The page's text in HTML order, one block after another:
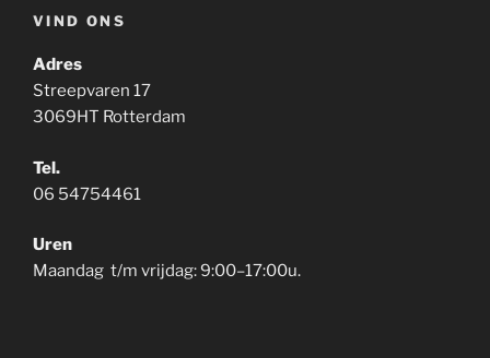
VIND ONS
Adres
Streepvaren 17
3069HT Rotterdam
Tel.
06 54754461
Uren
Maandag t/m vrijdag: 9:00–17:00u.